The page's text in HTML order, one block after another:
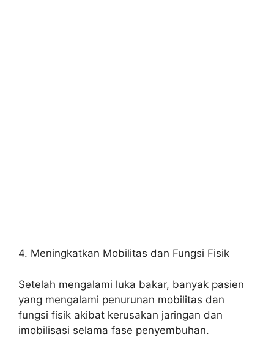
4. Meningkatkan Mobilitas dan Fungsi Fisik
Setelah mengalami luka bakar, banyak pasien
yang mengalami penurunan mobilitas dan
fungsi fisik akibat kerusakan jaringan dan
imobilisasi selama fase penyembuhan.